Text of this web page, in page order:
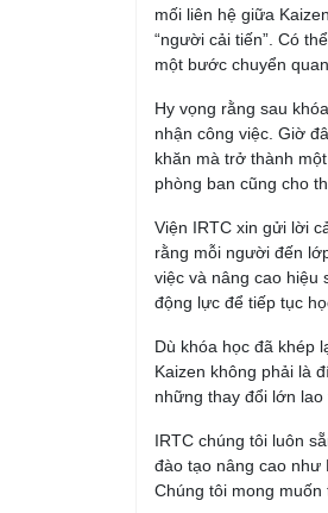
mối liên hệ giữa
“người cải tiến”. Có
một bước chuyển
Hy vọng rằng sau
nhận công việc. Giờ
khăn mà trở thành
phòng ban cũng cho
Viện IRTC xin gửi lời
rằng mỗi người đến
việc và nâng cao hiệu
động lực để tiếp tục
Dù khóa học đã khép
Kaizen không phải là
những thay đổi lớn
IRTC chúng tôi luôn
đào tạo nâng cao như
Chúng tôi mong